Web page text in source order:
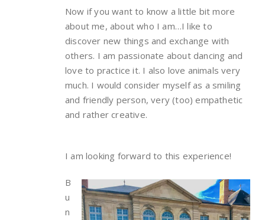
Now if you want to know a little bit more
about me, about who I am…I like to
discover new things and exchange with
others. I am passionate about dancing and
love to practice it. I also love animals very
much. I would consider myself as a smiling
and friendly person, very (too) empathetic
and rather creative.
I am looking forward to this experience!
B
u
n